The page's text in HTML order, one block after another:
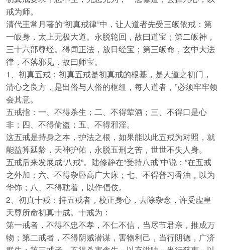
戒为师。
清代王常月著的“初真戒律”中，让人道者先受三皈依戒：第
一皈身，太上无极大道。永脱轮回，故曰道宝；第二皈神，
三十六部尊经。得闻正法，放日经宝；第三皈命，玄中大法
律，不落邪见，故曰师宝。
1、初真五戒：初真五戒是初真戒的根基，是人道之初门，
清心之良方，是出俗与人俗的枢纽，每人道者，”必须牢牢领
会其意。
五戒指：一、不得杀生；二、不得荤酒；三、不得口是心
非；四、不得偷盗；五、不得邪淫。
这五戒是持身之本，护法之根，如果能以此五戒为对照，就
能益算延龄，天神护佑，永脱五刑之苦，世世不失人身。
五戒后来发展成“八戒”。陆修静在“受持八戒”中说：”在五戒
之外加：六、不得杂卧高广大床；七、不得普习香油，以为
华饰；八、不得耽着，以作倡伎。
2、初真十戒：持五戒者，校正身心，去除杂念，许受虚皇
天尊所命初真十成。十戒为：
第一戒者，不得不忠不孝，不仁不信，当尽节君亲，推成万
物；第二戒者，不得阴贼潜谋，害物利己，当行阴德，广济